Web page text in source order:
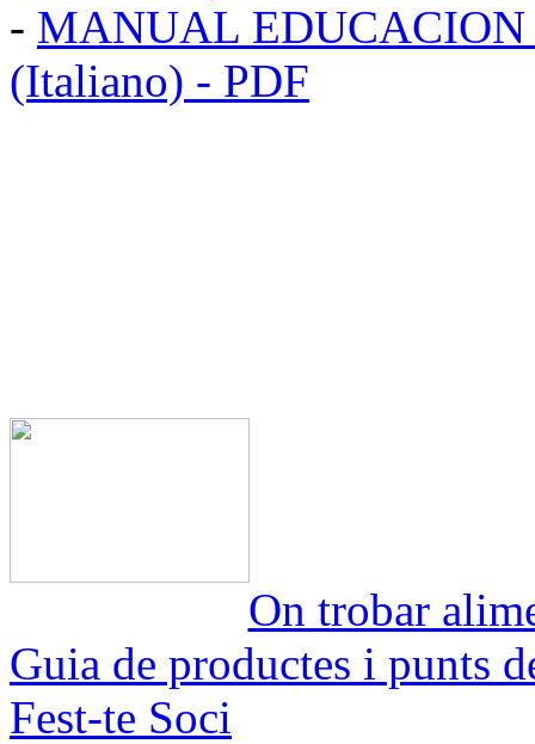
- MANUAL EDUCACION
(Italiano) - PDF
On trobar
Guia de productes i punts
Fest-te Soci